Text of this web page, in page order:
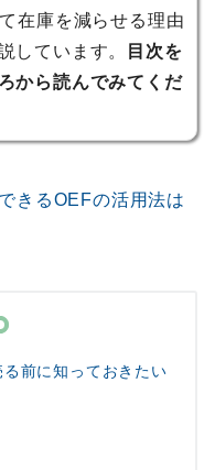
在庫を減らせる理由
しています。
目次を
から読んでみてくだ
きるOEFの活用法は
前に知っておきたい